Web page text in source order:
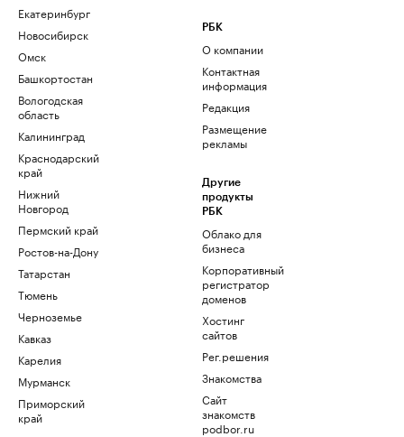
Екатеринбург
Новосибирск
Омск
Башкортостан
Вологодская
область
Калининград
Краснодарский
край
Нижний
Новгород
Пермский край
Ростов-на-Дону
Татарстан
Тюмень
Черноземье
Кавказ
Карелия
Мурманск
Приморский
край
РБК
О компании
Контактная
информация
Редакция
Размещение
рекламы
Другие
продукты
РБК
Облако для
бизнеса
Корпоративный
регистратор
доменов
Хостинг
сайтов
Рег.решения
Знакомства
Сайт
знакомств
podbor.ru